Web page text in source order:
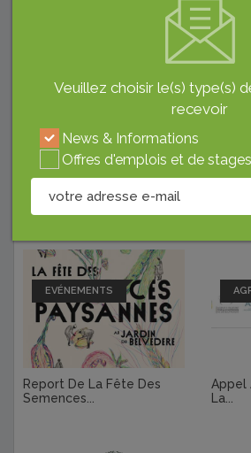
Derniers Articles
EVÉNEMENTS
Report De La Fête Des
Semences...
Appel
La...
Veuillez choisir le(s) type(s)
recevoir
News & Informations
Offres d'emplois et de stages